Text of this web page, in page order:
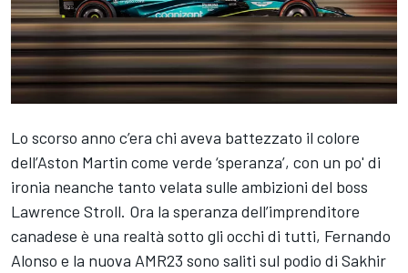
Lo scorso anno c’era chi aveva battezzato il colore
dell’Aston Martin come verde ‘speranza’, con un po' di
ironia neanche tanto velata sulle ambizioni del boss
Lawrence Stroll. Ora la speranza dell’imprenditore
canadese è una realtà sotto gli occhi di tutti, Fernando
Alonso e la nuova AMR23 sono saliti sul podio di Sakhir